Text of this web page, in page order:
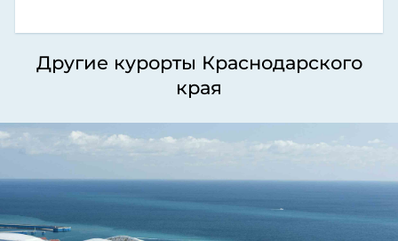
Другие курорты Краснодарского
края